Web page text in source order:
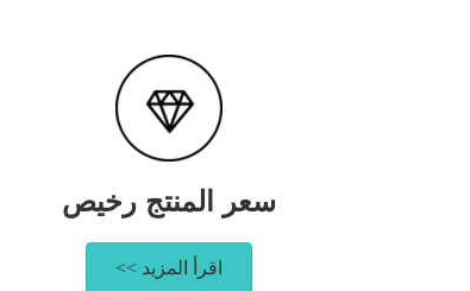
سعر المنتج رخيص
اقرأ المزيد >>